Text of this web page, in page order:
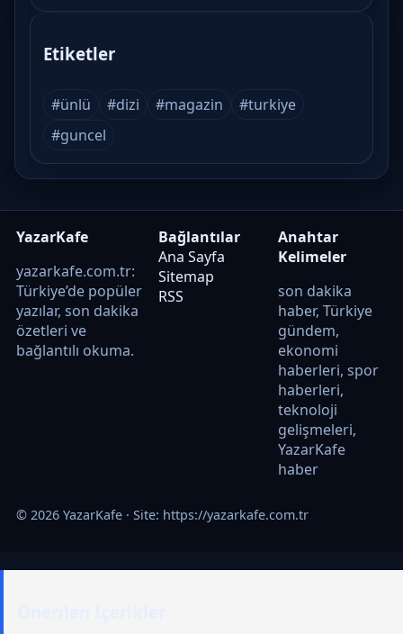
Etiketler
#ünlü #dizi #magazin
#turkiye
#guncel
YazarKafe
yazarkafe.com.tr:
Türkiye’de popüler
yazılar, son dakika
özetleri ve
bağlantılı okuma.
Bağlantılar
Ana Sayfa
Sitemap
RSS
Anahtar
Kelimeler
son dakika
haber, Türkiye
gündem,
ekonomi
haberleri, spor
haberleri,
teknoloji
gelişmeleri,
YazarKafe
haber
© 2026 YazarKafe · Site: https://yazarkafe.com.tr